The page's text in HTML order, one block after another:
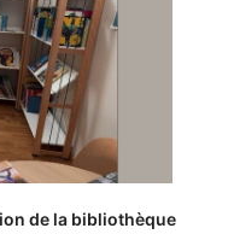
de la bibliothèque